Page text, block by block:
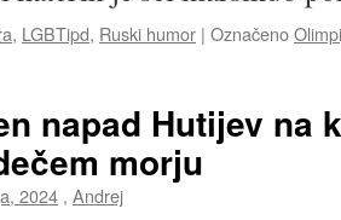
, LGBTipd, Ruski humor | Označeno
napad Hutijev na
morju
2024 , Andrej